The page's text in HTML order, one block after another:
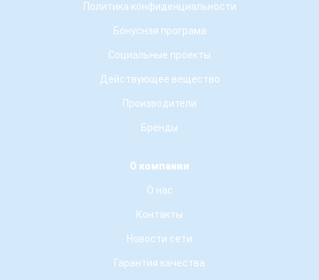
Политика конфиденциальности
Бонусная програма
Социальные проекты
Действующее вещество
Производители
Бренды
О компании
О нас
Контакты
Новости сети
Гарантия качества